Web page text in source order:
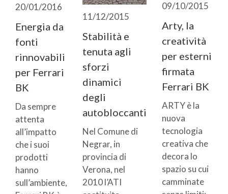
20/01/2016
Energia da
fonti
rinnovabili
per Ferrari
BK
Da sempre
attenta
all’impatto
che i suoi
prodotti
hanno
sull’ambiente,
11/12/2015
Stabilità e
tenuta agli
sforzi
dinamici
degli
autobloccanti
Nel Comune di
Negrar, in
provincia di
Verona, nel
2010 l’ATI
09/10/2015
Arty, la
creatività
per esterni
firmata
Ferrari BK
ARTY è la
nuova
tecnologia
creativa che
decora lo
spazio su cui
camminate